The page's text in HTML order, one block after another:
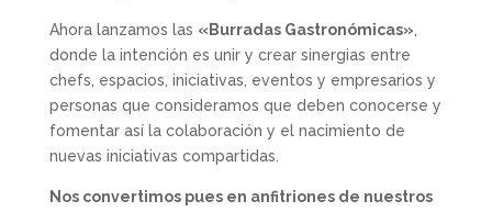
Ahora lanzamos las «Burradas Gastronómicas»,
donde la intención es unir y crear sinergias entre
chefs, espacios, iniciativas, eventos y empresarios y
personas que consideramos que deben conocerse y
fomentar así la colaboración y el nacimiento de
nuevas iniciativas compartidas.
Nos convertimos pues en anfitriones de nuestros